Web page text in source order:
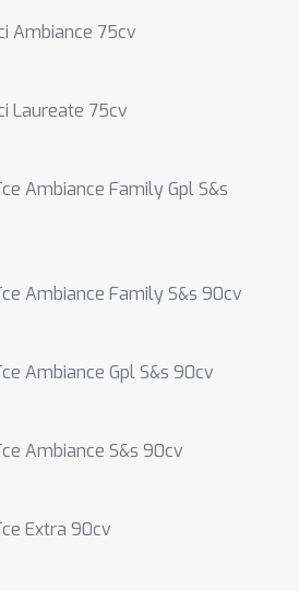
Ambiance 75cv
Laureate 75cv
Ambiance Family Gpl S&s
Ambiance Family S&s 90cv
Ambiance Gpl S&s 90cv
Ambiance S&s 90cv
Extra 90cv